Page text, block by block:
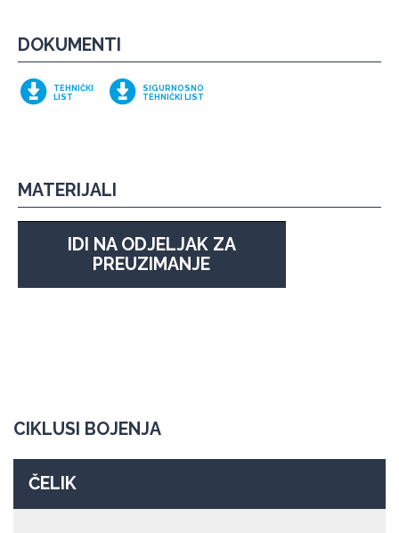
DOKUMENTI
TEHNIČKI
LIST
SIGURNOSNO
TEHNIČKI LIST
MATERIJALI
IDI NA ODJELJAK ZA
PREUZIMANJE
CIKLUSI BOJENJA
ČELIK